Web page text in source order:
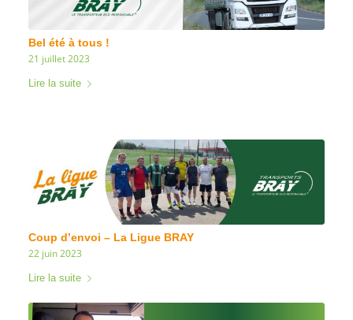
Bel été à tous !
21 juillet 2023
Lire la suite
Coup d’envoi – La Ligue BRAY
22 juin 2023
Lire la suite